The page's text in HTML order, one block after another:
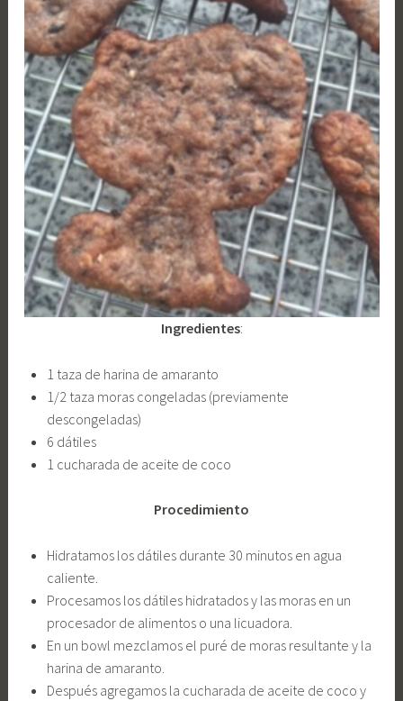
Ingredientes:
1 taza de harina de amaranto
1/2 taza moras congeladas (previamente
descongeladas)
6 dátiles
1 cucharada de aceite de coco
Procedimiento
Hidratamos los dátiles durante 30 minutos en agua
caliente.
Procesamos los dátiles hidratados y las moras en un
procesador de alimentos o una licuadora.
En un bowl mezclamos el puré de moras resultante y la
harina de amaranto.
Después agregamos la cucharada de aceite de coco y